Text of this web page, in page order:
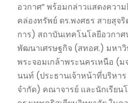
อวกาศ” พร้อมกล่าวแสดงควา
คล่องทรัพย์ ดร.พงศธร สายสุจ
การ) สถาบันเทคโนโลยีอวกา
พัฒนาเศรษฐกิจ (สทอศ.) มหาวิ
พระจอมเกล้าพระนครเหนือ (
นนท์ (ประธานเจ้าหน้าที่บริหา
จำกัด) คณาจารย์ และนักเรียนโ